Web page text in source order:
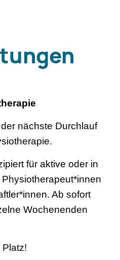
nächste Durchlauf
für aktive oder in
Ab sofort
Wochenenden